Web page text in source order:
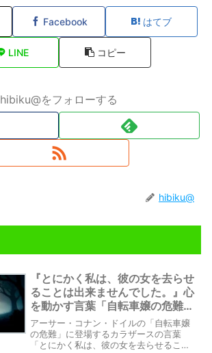
Facebook はてブ
LINE コピー
hibiku@をフォローする
hibiku@
『とにかく私は、彼の女を去らせ
ることは出来ませんでした。』心
を動かす言葉「自転車嬢の危難」
から学ぶ、愛と成長
アーサー・コナン・ドイルの「自転車嬢
の危難」に登場するカラザースの言葉
「とにかく私は、彼の女を去らせること